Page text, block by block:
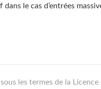
le cas d’entrées
les termes de la Licence